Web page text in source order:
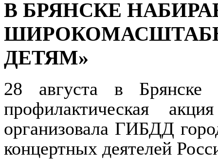
В БРЯНСКЕ
ДЕТЯМ»
28 августа в Брянске
профилактическая
организовала ГИБДД
концертных деятелей